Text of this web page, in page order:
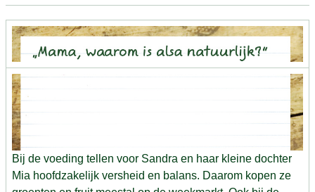
Bij de voeding tellen voor Sandra en haar kleine dochter
Mia hoofdzakelijk versheid en balans. Daarom kopen ze